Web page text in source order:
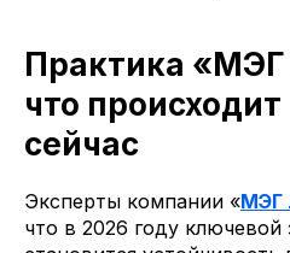
Практика «МЭГ
что
сейчас
Эксперты компании «МЭГ
что в 2026 году ключевой